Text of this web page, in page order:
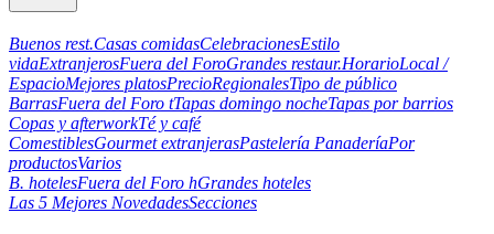
Buenos rest.Casas comidasCelebracionesEstilo
vidaExtranjerosFuera del ForoGrandes restaur.HorarioLocal /
EspacioMejores platosPrecioRegionalesTipo de público
BarrasFuera del Foro tTapas domingo nocheTapas por barrios
Copas y afterworkTé y café
ComestiblesGourmet extranjerasPastelería PanaderíaPor
productosVarios
B. hotelesFuera del Foro hGrandes hoteles
Las 5 Mejores NovedadesSecciones